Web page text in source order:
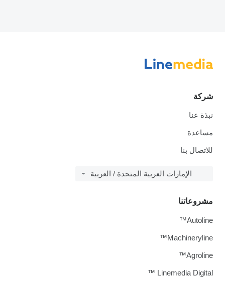
شركة
نبذة عنا
مساعدة
للاتصال بنا
الإمارات العربية المتحدة / العربية
مشروعاتنا
Autoline™
Machineryline™
Agroline™
Linemedia Digital ™